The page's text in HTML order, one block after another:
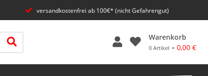
versandkostenfrei ab 100€* (nicht Gefahrengut)
Warenkorb
0 Artikel ⚬ 0,00 €